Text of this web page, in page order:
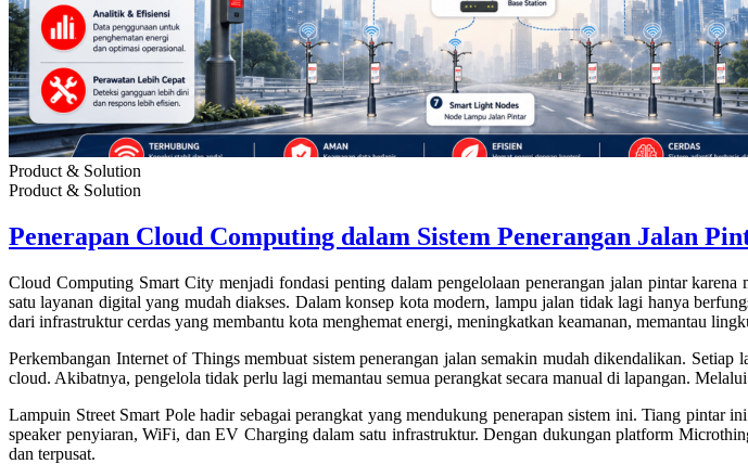
Product & Solution
Product & Solution
Penerapan Cloud Computing dalam Sistem Penerangan Jalan
Cloud Computing Smart City menjadi fondasi penting dalam pengelolaan penerangan jalan pintar
satu layanan digital yang mudah diakses. Dalam konsep kota modern, lampu jalan tidak lagi hanya
dari infrastruktur cerdas yang membantu kota menghemat energi, meningkatkan keamanan, memantau
Perkembangan Internet of Things membuat sistem penerangan jalan semakin mudah dikendalikan.
cloud. Akibatnya, pengelola tidak perlu lagi memantau semua perangkat secara manual di lapangan.
Lampuin Street Smart Pole hadir sebagai perangkat yang mendukung penerapan sistem ini. Tiang
speaker penyiaran, WiFi, dan EV Charging dalam satu infrastruktur. Dengan dukungan platform
dan terpusat.